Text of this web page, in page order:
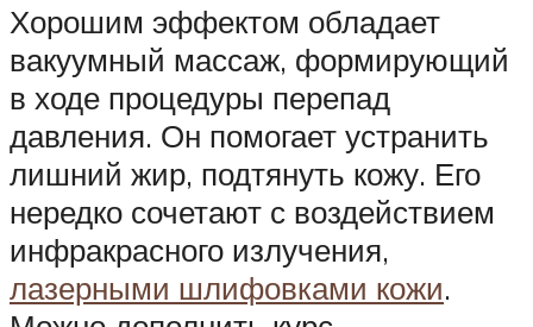
Хорошим эффектом обладает
вакуумный массаж, формирующий
в ходе процедуры перепад
давления. Он помогает устранить
лишний жир, подтянуть кожу. Его
нередко сочетают с воздействием
инфракрасного излучения,
лазерными шлифовками кожи.